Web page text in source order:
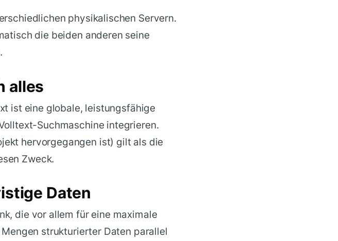
physikalischen Servern.
die beiden anderen seine
alles
ist eine globale, leistungsfähige
Suchmaschine integrieren.
hervorgegangen ist) gilt als die
Zweck.
Daten
die vor allem für eine maximale
strukturierter Daten parallel